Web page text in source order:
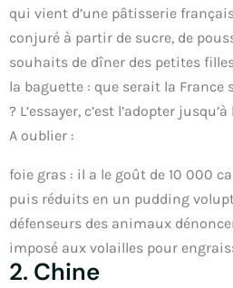
qui vient d’une pâtisserie
conjuré à partir de sucre, de
souhaits de dîner des petites
la baguette : que serait la France
? L’essayer, c’est l’adopter
A oublier :
foie gras : il a le goût de 10 000
puis réduits en un pudding
défenseurs des animaux
imposé aux volailles pour
2. Chine